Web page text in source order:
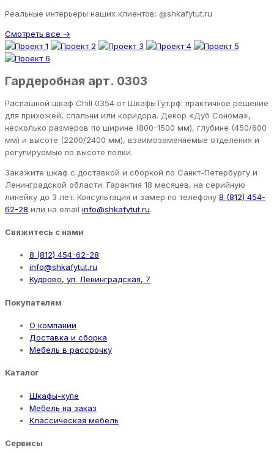
Реальные интерьеры наших клиентов: @shkafytut.ru
Смотреть все →
Гардеробная арт. 0303
Распашной шкаф Chill 0354 от ШкафыТут.рф: практичное решение
для прихожей, спальни или коридора. Декор «Дуб Сонома»,
несколько размеров по ширине (800-1500 мм), глубине (450/600
мм) и высоте (2200/2400 мм), взаимозаменяемые отделения и
регулируемые по высоте полки.
Закажите шкаф с доставкой и сборкой по Санкт-Петербургу и
Ленинградской области. Гарантия 18 месяцев, на серийную
линейку до 3 лет. Консультация и замер по телефону 8 (812) 454-
62-28 или на email info@shkafytut.ru.
Свяжитесь с нами
8 (812) 454-62-28
info@shkafytut.ru
Кудрово, ул. Ленинградская, 7
Покупателям
О компании
Доставка и сборка
Мебель в рассрочку
Каталог
Шкафы-купе
Мебель на заказ
Классическая мебель
Сервисы